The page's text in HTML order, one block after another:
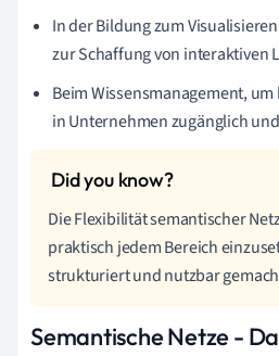
In der Bildung zum
zur Schaffung von interaktiven
Beim Wissensmanagement,
in Unternehmen zugänglich
Die Flexibilität semantischer
praktisch jedem Bereich
strukturiert und nutzbar
Semantische Netze -